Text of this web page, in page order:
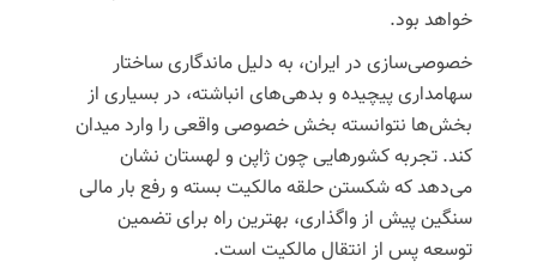
خواهد بود.
خصوصی‌سازی در ایران، به دلیل ماندگاری ساختار
سهامداری پیچیده و بدهی‌های انباشته، در بسیاری از
بخش‌ها نتوانسته بخش خصوصی واقعی را وارد میدان
کند. تجربه کشورهایی چون ژاپن و لهستان نشان
می‌دهد که شکستن حلقه مالکیت بسته و رفع بار مالی
سنگین پیش از واگذاری، بهترین راه برای تضمین
توسعه پس از انتقال مالکیت است.